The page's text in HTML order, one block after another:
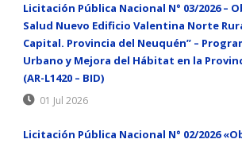
Licitación Pública Nacional N° 03/2026 –
Salud Nuevo Edificio Valentina Norte
Capital. Provincia del Neuquén” –
Urbano y Mejora del Hábitat en la
(AR-L1420 – BID)
01 Jul 2026
Licitación Pública Nacional N° 02/2026